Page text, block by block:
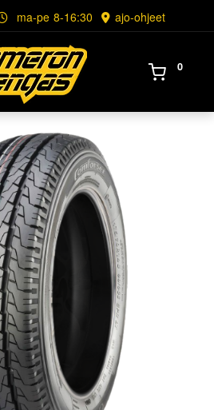
ma-pe 8-16:30 ajo-ohjeet
0